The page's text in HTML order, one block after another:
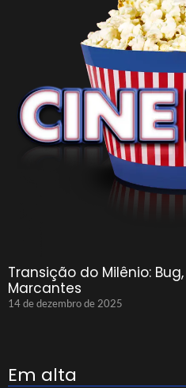
Transição do Milênio:
Marcantes
14 de dezembro de 2025
Em alta